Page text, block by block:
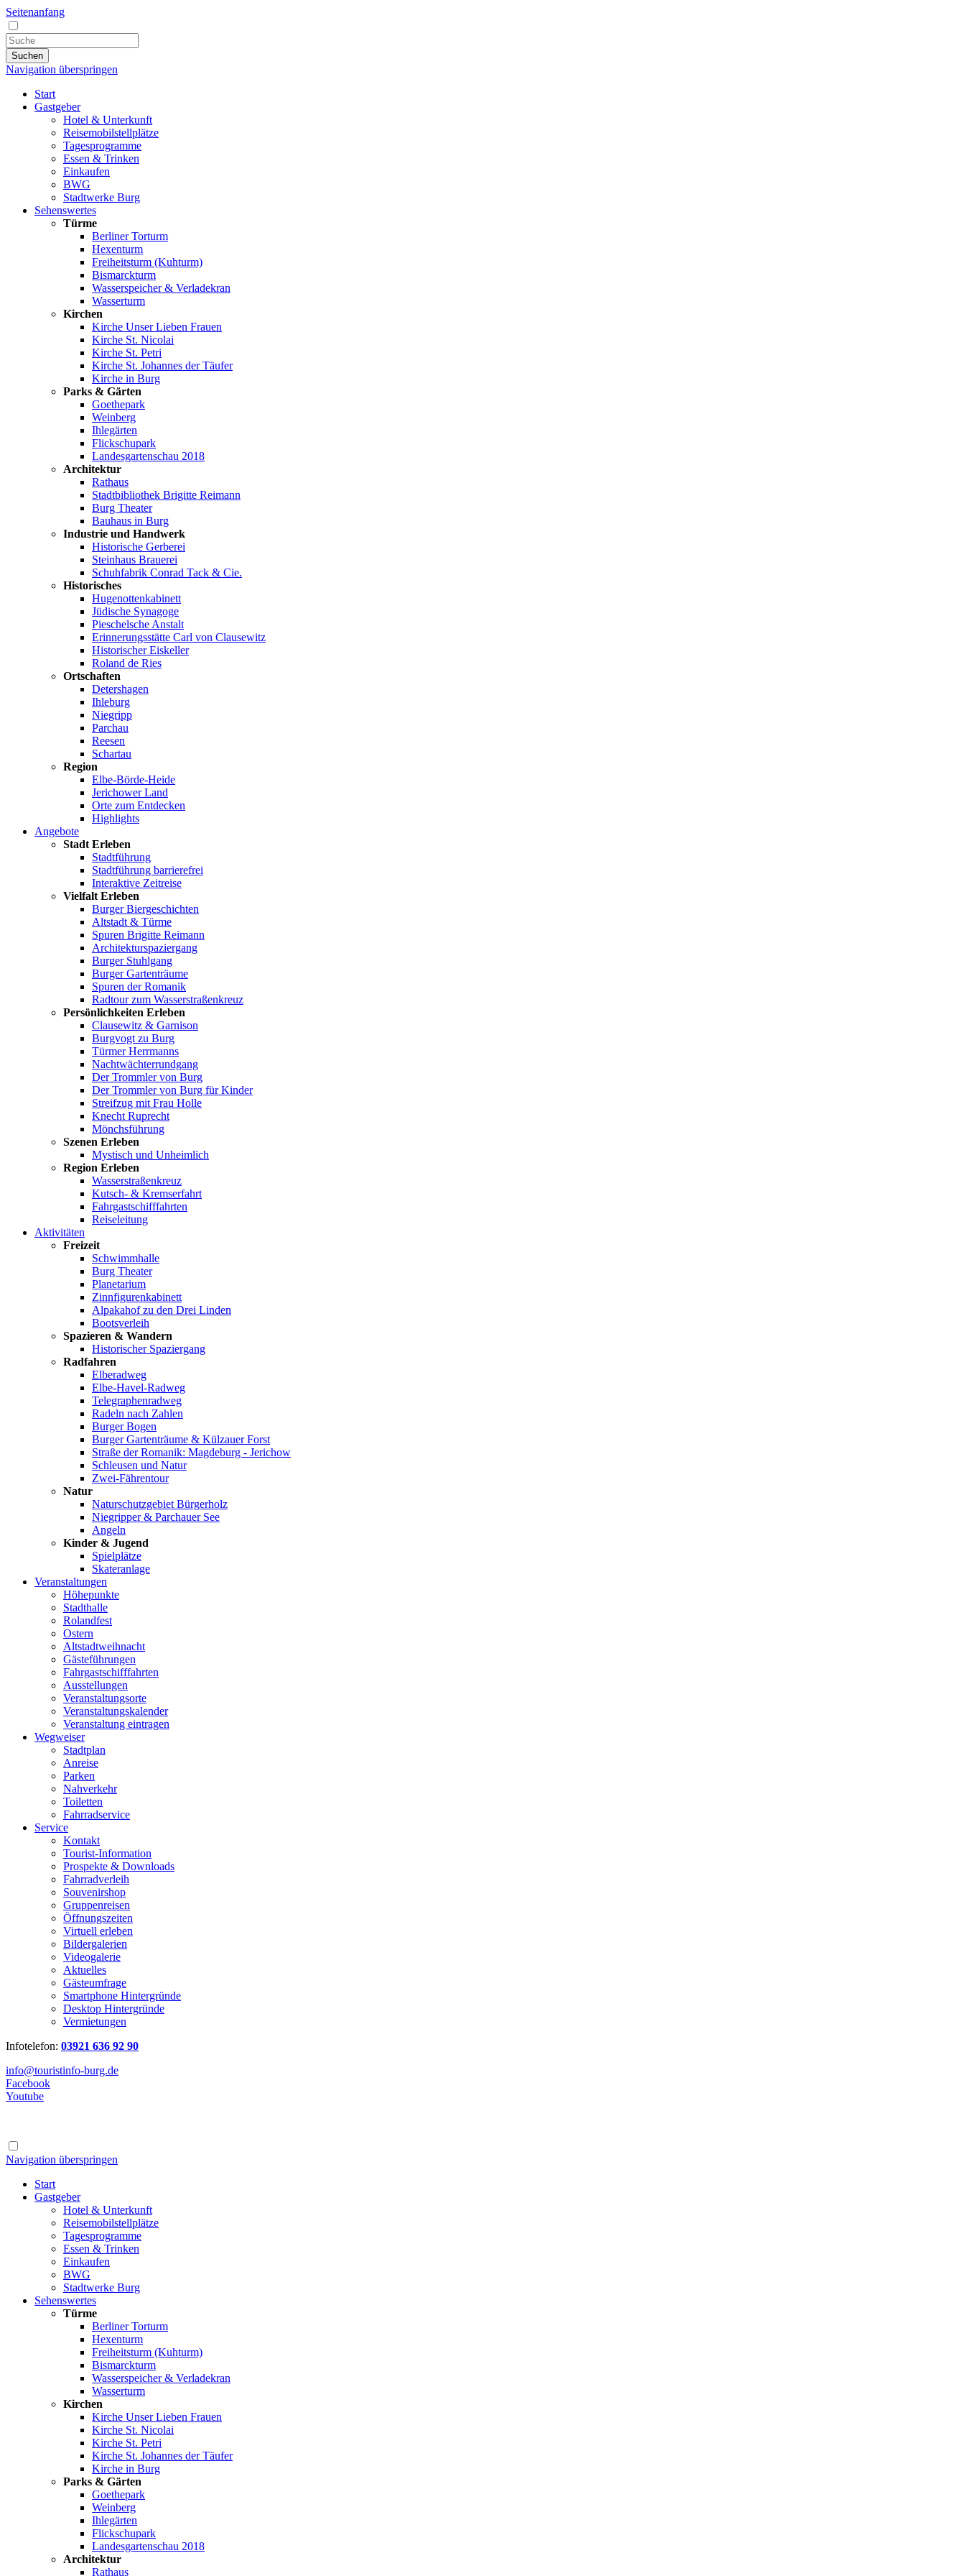
Seitenanfang
Suchen
Navigation überspringen
Start
Gastgeber
Hotel & Unterkunft
Reisemobilstellplätze
Tagesprogramme
Essen & Trinken
Einkaufen
BWG
Stadtwerke Burg
Sehenswertes
Türme
Berliner Torturm
Hexenturm
Freiheitsturm (Kuhturm)
Bismarckturm
Wasserspeicher & Verladekran
Wasserturm
Kirchen
Kirche Unser Lieben Frauen
Kirche St. Nicolai
Kirche St. Petri
Kirche St. Johannes der Täufer
Kirche in Burg
Parks & Gärten
Goethepark
Weinberg
Ihlegärten
Flickschupark
Landesgartenschau 2018
Architektur
Rathaus
Stadtbibliothek Brigitte Reimann
Burg Theater
Bauhaus in Burg
Industrie und Handwerk
Historische Gerberei
Steinhaus Brauerei
Schuhfabrik Conrad Tack & Cie.
Historisches
Hugenottenkabinett
Jüdische Synagoge
Pieschelsche Anstalt
Erinnerungsstätte Carl von Clausewitz
Historischer Eiskeller
Roland de Ries
Ortschaften
Detershagen
Ihleburg
Niegripp
Parchau
Reesen
Schartau
Region
Elbe-Börde-Heide
Jerichower Land
Orte zum Entdecken
Highlights
Angebote
Stadt Erleben
Stadtführung
Stadtführung barrierefrei
Interaktive Zeitreise
Vielfalt Erleben
Burger Biergeschichten
Altstadt & Türme
Spuren Brigitte Reimann
Architekturspaziergang
Burger Stuhlgang
Burger Gartenträume
Spuren der Romanik
Radtour zum Wasserstraßenkreuz
Persönlichkeiten Erleben
Clausewitz & Garnison
Burgvogt zu Burg
Türmer Herrmanns
Nachtwächterrundgang
Der Trommler von Burg
Der Trommler von Burg für Kinder
Streifzug mit Frau Holle
Knecht Ruprecht
Mönchsführung
Szenen Erleben
Mystisch und Unheimlich
Region Erleben
Wasserstraßenkreuz
Kutsch- & Kremserfahrt
Fahrgastschifffahrten
Reiseleitung
Aktivitäten
Freizeit
Schwimmhalle
Burg Theater
Planetarium
Zinnfigurenkabinett
Alpakahof zu den Drei Linden
Bootsverleih
Spazieren & Wandern
Historischer Spaziergang
Radfahren
Elberadweg
Elbe-Havel-Radweg
Telegraphenradweg
Radeln nach Zahlen
Burger Bogen
Burger Gartenträume & Külzauer Forst
Straße der Romanik: Magdeburg - Jerichow
Schleusen und Natur
Zwei-Fährentour
Natur
Naturschutzgebiet Bürgerholz
Niegripper & Parchauer See
Angeln
Kinder & Jugend
Spielplätze
Skateranlage
Veranstaltungen
Höhepunkte
Stadthalle
Rolandfest
Ostern
Altstadtweihnacht
Gästeführungen
Fahrgastschifffahrten
Ausstellungen
Veranstaltungsorte
Veranstaltungskalender
Veranstaltung eintragen
Wegweiser
Stadtplan
Anreise
Parken
Nahverkehr
Toiletten
Fahrradservice
Service
Kontakt
Tourist-Information
Prospekte & Downloads
Fahrradverleih
Souvenirshop
Gruppenreisen
Öffnungszeiten
Virtuell erleben
Bildergalerien
Videogalerie
Aktuelles
Gästeumfrage
Smartphone Hintergründe
Desktop Hintergründe
Vermietungen
Infotelefon: 03921 636 92 90
info@touristinfo-burg.de
Facebook
Youtube
Navigation überspringen
Start
Gastgeber
Hotel & Unterkunft
Reisemobilstellplätze
Tagesprogramme
Essen & Trinken
Einkaufen
BWG
Stadtwerke Burg
Sehenswertes
Türme
Berliner Torturm
Hexenturm
Freiheitsturm (Kuhturm)
Bismarckturm
Wasserspeicher & Verladekran
Wasserturm
Kirchen
Kirche Unser Lieben Frauen
Kirche St. Nicolai
Kirche St. Petri
Kirche St. Johannes der Täufer
Kirche in Burg
Parks & Gärten
Goethepark
Weinberg
Ihlegärten
Flickschupark
Landesgartenschau 2018
Architektur
Rathaus